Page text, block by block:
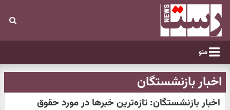
منو
اخبار بازنشستگان
اخبار بازنشستگان: تازه‌ترین خبرها در مورد حقوق